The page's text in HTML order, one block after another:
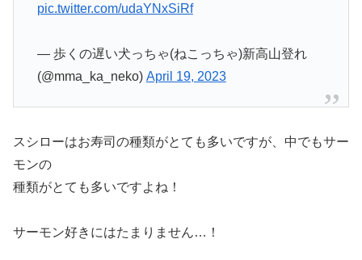
pic.twitter.com/udaYNxSiRf
— 歩くの遅い犬っちゃ(ねこっちゃ)新高山登れ
(@mma_ka_neko) April 19, 2023
スシローはお寿司の種類がとても多いですが、中でもサー
モンの
種類がとても多いですよね！
サーモン好きにはたまりません…！